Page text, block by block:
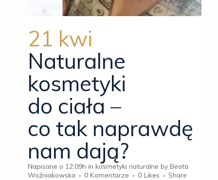
21 kwi
Naturalne
kosmetyki
do ciała –
co tak naprawdę
nam dają?
Napisane o 12:09h in kosmetyki naturalne by Beata
Woźniakowska
0 Komentarze 0 Likes Share